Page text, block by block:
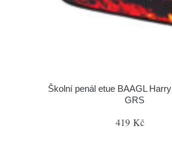
Školní penál etue BAAGL
GRS
419 Kč